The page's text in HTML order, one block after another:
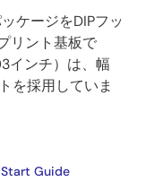
ケージをDIPフッ
リント基板で
インチ）は、幅
を採用していま
Guide